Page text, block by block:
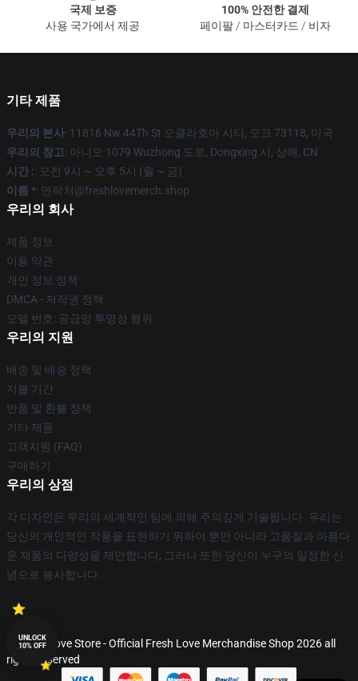
국제 보증
사용 국가에서 제공
100% 안전한 결제
페이팔 / 마스터카드 / 비자
기타 제품
우리의 본사: 11816 Nw 44Th St 오클라호마 시티, 오크 73118, 미국
우리의 창고: 아니오 1079 Wuzhong 도로, Dongxing 시, 상해, CN
시간 :: 오전 9시 ~ 오후 5시 (월 ~ 금)
이름 *: 연락처@freshlovemerch.shop
우리의 회사
제품 정보
이용 약관
개인 정보 정책
DMCA - 저작권 정책
모델 번호: 공급망 투명성 행위
우리의 지원
배송 및 배송 정책
지불 기간
반품 및 환불 정책
기타 제품
고객지원 (FAQ)
구매하기
우리의 상점
각 디자인은 우리의 세계적인 팀에 의해 주의깊게 기술됩니다. 우리는
당신의 개인적인 작풍을 표현하기 위하여 뿐만 아니라 고품질과 아름다
운 제품의 다양성을 제안합니다, 그러나 또한 당신이 누구의 일정한 신
념으로 봉사합니다.
© Fresh Love Store - Official Fresh Love Merchandise Shop 2026 all
rights reserved
UNLOCK
10% OFF